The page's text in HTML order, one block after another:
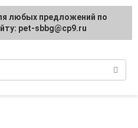
любых предложений по
pet-sbbg@cp9.ru